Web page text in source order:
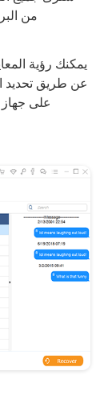
من
يمكنك رؤية
عن طريق تحديد